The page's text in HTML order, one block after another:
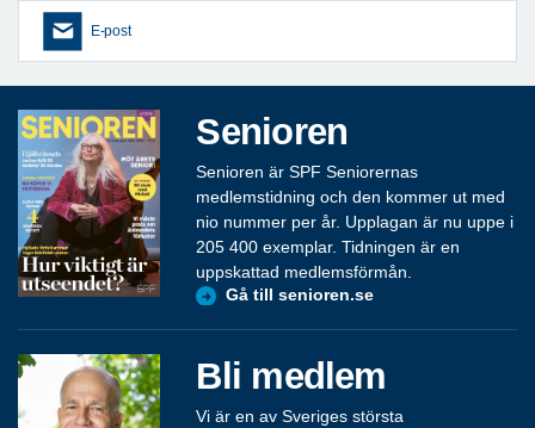
E-post
Senioren
Senioren är SPF Seniorernas
medlemstidning och den kommer ut med
nio nummer per år. Upplagan är nu uppe i
205 400 exemplar. Tidningen är en
uppskattad medlemsförmån.
Gå till senioren.se
Bli medlem
Vi är en av Sveriges största